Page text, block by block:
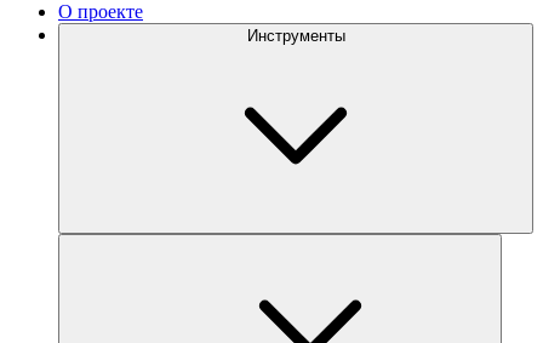
О проекте
Инструменты